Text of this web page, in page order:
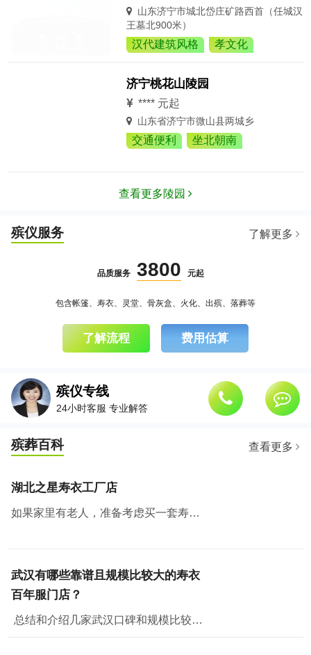
山东济宁市城北岱庄矿路西首（任城汉
王墓北900米）
汉代建筑风格 孝文化
济宁桃花山陵园
**** 元起
山东省济宁市微山县两城乡
交通便利 坐北朝南
查看更多陵园
殡仪服务 了解更多
品质服务 3800 元起
包含帐篷、寿衣、灵堂、骨灰盒、火化、出殡、落葬等
了解流程 费用估算
殡仪专线
24小时客服 专业解答
殡葬百科 查看更多
湖北之星寿衣工厂店
如果家里有老人，准备考虑买一套寿衣纳福添寿，那么武汉有个地方绝对值得去看看。湖北之星工厂云仓，也是白小邻和白店邻里的工厂店所在地。
武汉有哪些靠谱且规模比较大的寿衣
百年服门店？
总结和介绍几家武汉口碑和规模比较好的门店，从门店规模、面积、产品丰富程度、价格、政策和售后各方面评测，供大家参考。一、湖北之星工厂云仓湖北之星工厂云仓位...